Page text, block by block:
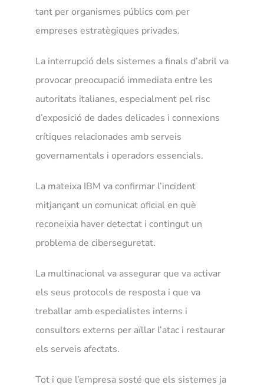
tant per organismes públics com per
empreses estratègiques privades.
La interrupció dels sistemes a finals d’abril va
provocar preocupació immediata entre les
autoritats italianes, especialment pel risc
d’exposició de dades delicades i connexions
crítiques relacionades amb serveis
governamentals i operadors essencials.
La mateixa IBM va confirmar l’incident
mitjançant un comunicat oficial en què
reconeixia haver detectat i contingut un
problema de ciberseguretat.
La multinacional va assegurar que va activar
els seus protocols de resposta i que va
treballar amb especialistes interns i
consultors externs per aïllar l’atac i restaurar
els serveis afectats.
Tot i que l’empresa sosté que els sistemes ja